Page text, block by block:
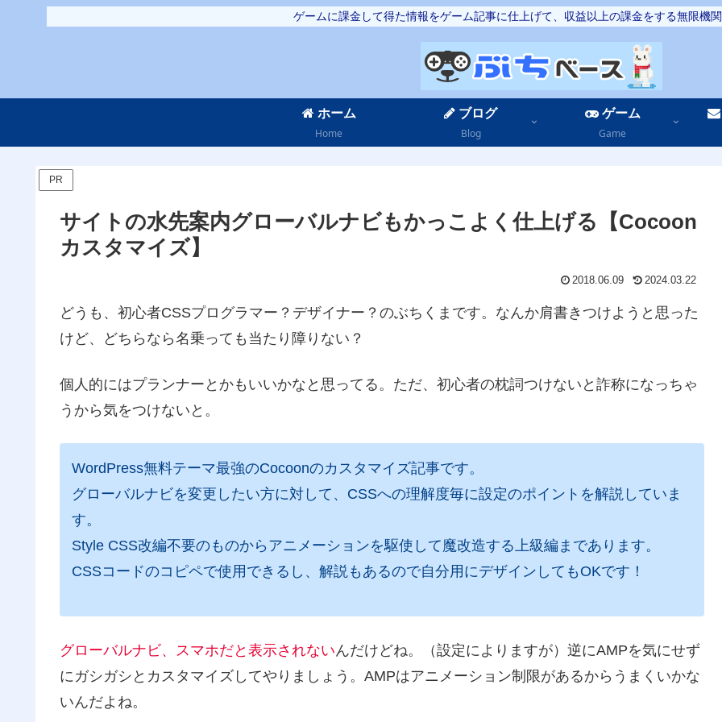
ゲームに課金して得た情報をゲーム記事に仕上げて、収益以上の課金をする無限機
ホーム
Home
ブログ
Blog
ゲーム
Game
PR
サイトの水先案内グローバルナビもかっこよく仕上げる【Cocoon
カスタマイズ】
2018.06.09 2024.03.22
どうも、初心者CSSプログラマー？デザイナー？のぶちくまです。なんか肩書きつけようと思った
けど、どちらなら名乗っても当たり障りない？
個人的にはプランナーとかもいいかなと思ってる。ただ、初心者の枕詞つけないと詐称になっちゃ
うから気をつけないと。
WordPress無料テーマ最強のCocoonのカスタマイズ記事です。
グローバルナビを変更したい方に対して、CSSへの理解度毎に設定のポイントを解説していま
す。
Style CSS改編不要のものからアニメーションを駆使して魔改造する上級編まであります。
CSSコードのコピペで使用できるし、解説もあるので自分用にデザインしてもOKです！
グローバルナビ、スマホだと表示されないんだけどね。（設定によりますが）逆にAMPを気にせず
にガシガシとカスタマイズしてやりましょう。AMPはアニメーション制限があるからうまくいかな
いんだよね。